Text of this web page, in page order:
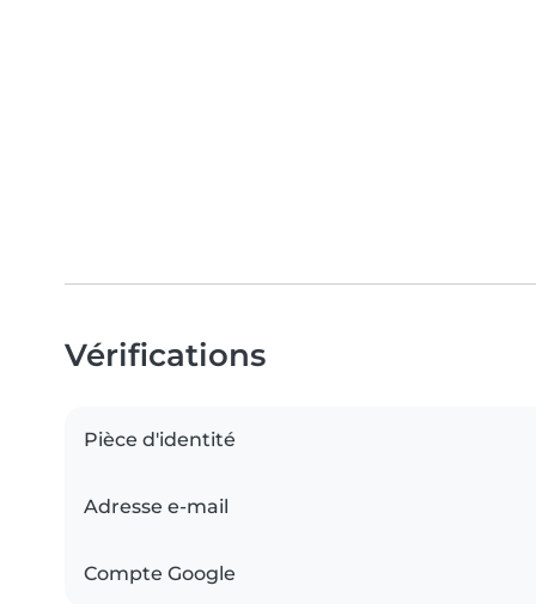
Vérifications
Pièce d'identité
Adresse e-mail
Compte Google